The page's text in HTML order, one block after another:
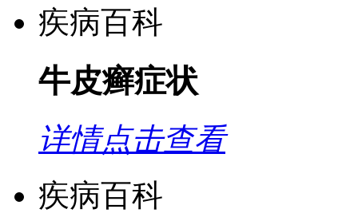
疾病百科
牛皮癣症状
详情点击查看
疾病百科